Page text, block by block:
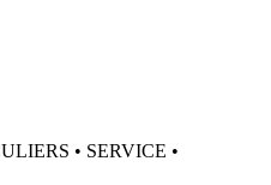
• SERVICE •